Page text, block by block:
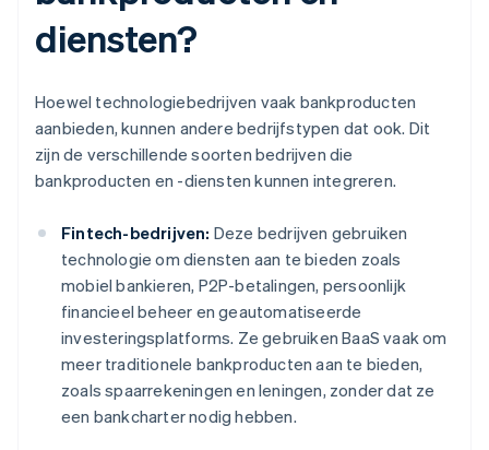
diensten?
Hoewel technologiebedrijven vaak bankproducten
aanbieden, kunnen andere bedrijfstypen dat ook. Dit
zijn de verschillende soorten bedrijven die
bankproducten en -diensten kunnen integreren.
Fintech-bedrijven: Deze bedrijven gebruiken
technologie om diensten aan te bieden zoals
mobiel bankieren, P2P-betalingen, persoonlijk
financieel beheer en geautomatiseerde
investeringsplatforms. Ze gebruiken BaaS vaak om
meer traditionele bankproducten aan te bieden,
zoals spaarrekeningen en leningen, zonder dat ze
een bankcharter nodig hebben.